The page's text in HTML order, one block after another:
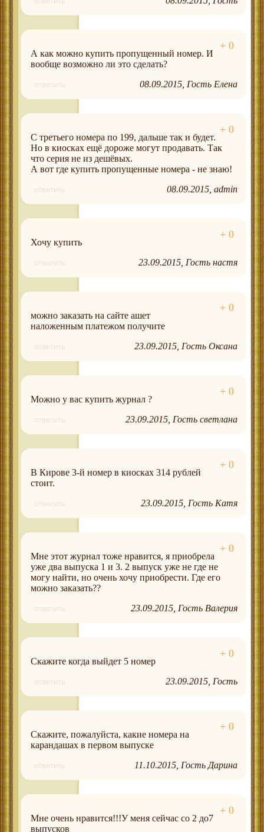
А как можно купить пропущенный номер. И
вообще возможно ли это сделать?
ответить 08.09.2015 Гость Елена
С третьего номера по 199, дальше так и будет.
Но в киосках ещё дороже могут продавать. Так
что серия не из дешёвых.
А вот где купить пропущенные номера - не знаю!
ответить 08.09.2015 admin
Хочу купить
ответить 23.09.2015 Гость настя
можно заказать на сайте ашет
наложенным платежом получите
ответить 23.09.2015 Гость Оксана
Можно у вас купить журнал ?
ответить 23.09.2015 Гость светлана
В Кирове 3-й номер в киосках 314 рублей
стоит.
ответить 23.09.2015 Гость Катя
Мне этот журнал тоже нравится, я приобрела
уже два выпуска 1 и 3. 2 выпуск уже не где не
могу найти, но очень хочу приобрести. Где его
можно заказать??
ответить 23.09.2015 Гость Валерия
Скажите когда выйдет 5 номер
ответить 23.09.2015 Гость
Скажите, пожалуйста, какие номера на
карандашах в первом выпуске
ответить 11.10.2015 Гость Дарина
Мне очень нравится!!!У меня сейчас со 2 до7
выпусков